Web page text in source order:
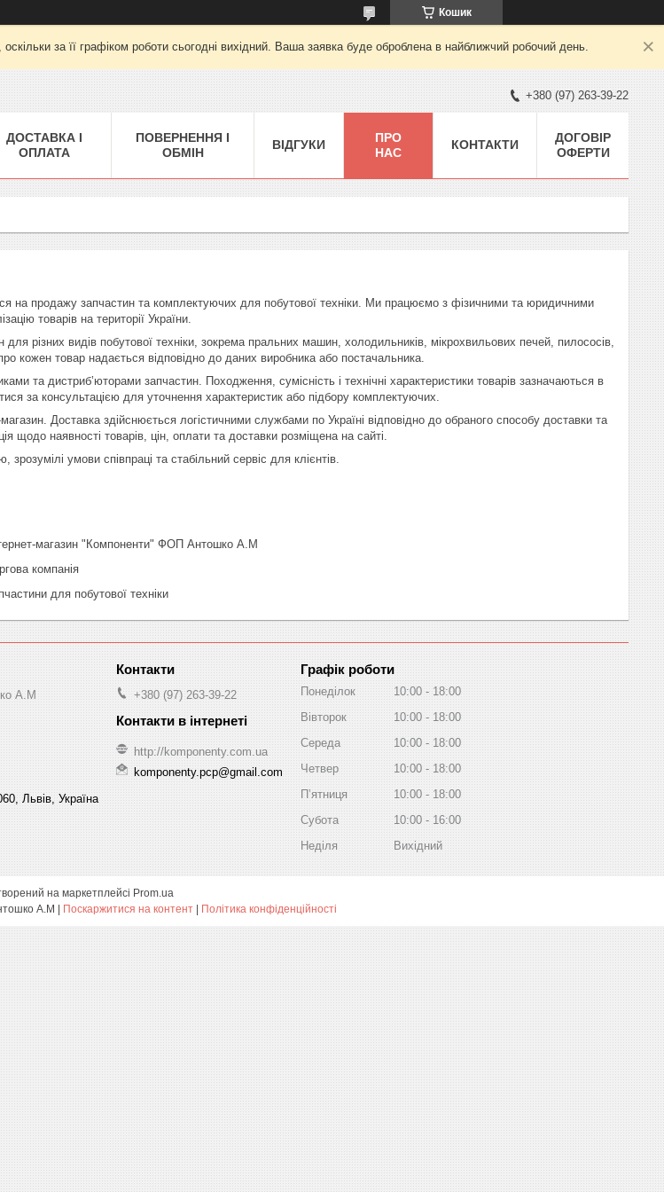
Кошик
за її графіком роботи сьогодні вихідний. Ваша заявка буде оброблена в найближчий робочий день.
+380 (97) 263-39-22
ДОСТАВКА І
ОПЛАТА
ПОВЕРНЕННЯ І
ОБМІН
ВІДГУКИ
ПРО
НАС
КОНТАКТИ
ДОГОВІР
ОФЕРТИ
на продажу запчастин та комплектуючих для побутової техніки. Ми працюємо з фізичними та юридичними
товарів на території України.
різних видів побутової техніки, зокрема пральних машин, холодильників, мікрохвильових печей, пилососів,
кожен товар надається відповідно до даних виробника або постачальника.
та дистриб’юторами запчастин. Походження, сумісність і технічні характеристики товарів зазначаються в
за консультацією для уточнення характеристик або підбору комплектуючих.
Доставка здійснюється логістичними службами по Україні відповідно до обраного способу доставки та
щодо наявності товарів, цін, оплати та доставки розміщена на сайті.
умови співпраці та стабільний сервіс для клієнтів.
магазин "Компоненти" ФОП Антошко А.М
компанія
для побутової техніки
А.М
Львів, Україна
+380 (97) 263-39-22
http://komponenty.com.ua
komponenty.pcp@gmail.com
Графік роботи
Понеділок 10:00
18:00
Вівторок
10:00
18:00
Середа
10:00
18:00
Четвер
10:00
18:00
Пʼятниця
10:00
18:00
Субота
10:00
16:00
Неділя
Вихідний
на маркетплейсі Prom.ua
Поскаржитися на контент Політика конфіденційності